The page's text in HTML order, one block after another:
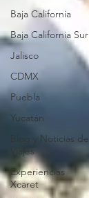
Baja California
Baja California Sur
Jalisco
CDMX
Puebla
Yucatán
Blog y Noticias de
Viajes
Experiencias
Xcaret